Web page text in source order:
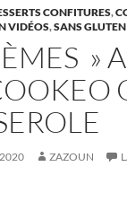
CONFITURES,
VIDÉOS,SANS
»
ZAZOUN